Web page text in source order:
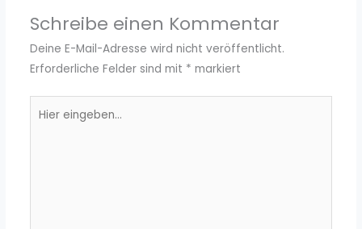
Schreibe einen Kommentar
Deine E-Mail-Adresse wird nicht veröffentlicht.
Erforderliche Felder sind mit * markiert
eingeben…